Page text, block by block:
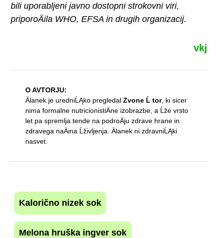
bili uporabljeni javno dostopni strokovni viri,
priporoÄila WHO, EFSA in drugih organizacij.
vkj
O AVTORJU:
Älanek je uredniĹĄko pregledalZvone Ĺ tor, ki sicer
nima formalne nutricionistiÄne izobrazbe, a Ĺže vrsto
let pa spremlja tende na podroÄju zdrave hrane in
zdravega naÄina Ĺživljenja. Älanek ni zdravniĹĄki
nasvet.
Kalorično nizek sok
Melona hruška ingver sok